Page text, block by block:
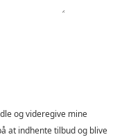
og videregive mine
at indhente tilbud og blive